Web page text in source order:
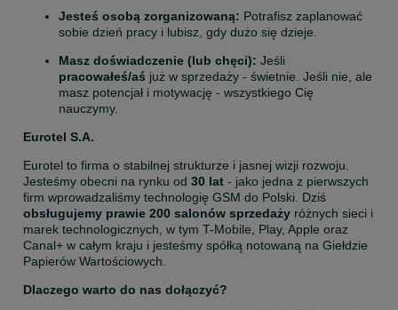
Jesteś osobą zorganizowaną: Potrafisz zaplanować
sobie dzień pracy i lubisz, gdy dużo się dzieje.
Masz doświadczenie (lub chęci):
pracowałeś/aś już w sprzedaży - świetnie. Jeśli nie, ale
masz potencjał i motywację - wszystkiego Cię
nauczymy.
Eurotel S.A.
Eurotel to firma o stabilnej strukturze i jasnej wizji rozwoju.
Jesteśmy obecni na rynku od 30 lat - jako jedna z pierwszych
obsługujemy prawie 200 salonów sprzedaży różnych sieci i
marek technologicznych, w tym T-Mobile, Play, Apple oraz
Canal+ w całym kraju i jesteśmy spółką notowaną na Giełdzie
Papierów Wartościowych.
Dlaczego warto do nas dołączyć?